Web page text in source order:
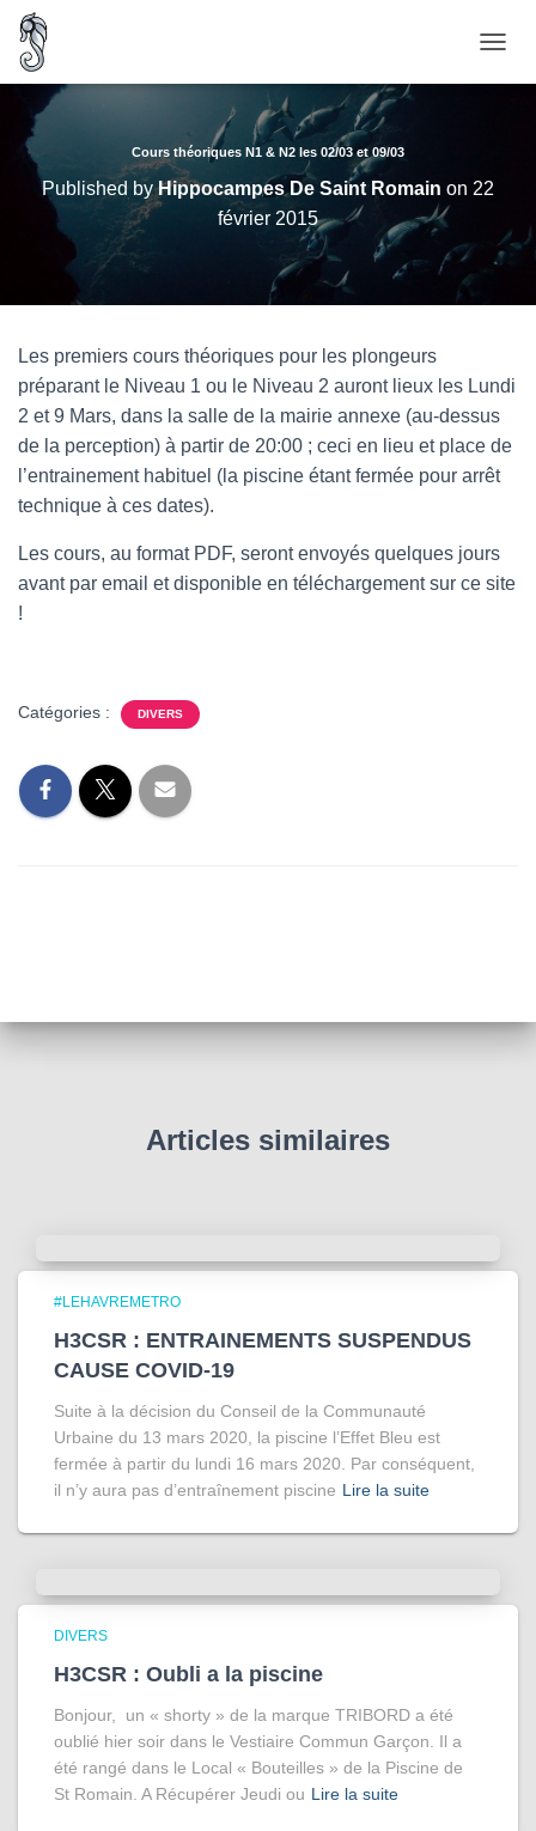
U
/
E
R
E
A
A
V
I
I
O
Cours théoriques N1 & N2 les 02/03 et 09/03
Published byHippocampes De Saint Romain on 22
février 2015
Les premiers cours théoriques pour les plongeurs
préparant le Niveau 1 ou le Niveau 2 auront lieux les Lundi
2 et 9 Mars, dans la salle de la mairie annexe (au-dessus
de la perception) à partir de 20:00 ; ceci en lieu et place de
l’entrainement habituel (la piscine étant fermée pour arrêt
technique à ces dates).
Les cours, au format PDF, seront envoyés quelques jours
avant par email et disponible en téléchargement sur ce site
!
Catégories : DIVERS
Articles similaires
#LEHAVREMETRO
H3CSR : ENTRAINEMENTS SUSPENDUS
CAUSE COVID-19
Suite à la décision du Conseil de la Communauté
Urbaine du 13 mars 2020, la piscine l’Effet Bleu est
fermée à partir du lundi 16 mars 2020. Par conséquent,
il n’y aura pas d’entraînement piscine Lire la suite
DIVERS
H3CSR : Oubli a la piscine
Bonjour, un « shorty » de la marque TRIBORD a été
oublié hier soir dans le Vestiaire Commun Garçon. Il a
été rangé dans le Local « Bouteilles » de la Piscine de
St Romain. A Récupérer Jeudi ou Lire la suite